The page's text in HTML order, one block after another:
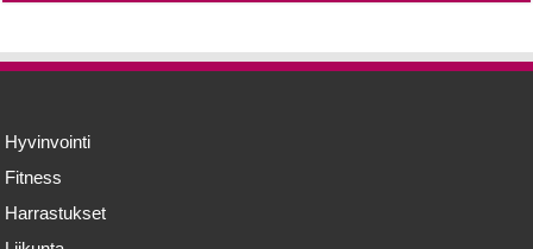
Hyvinvointi
Fitness
Harrastukset